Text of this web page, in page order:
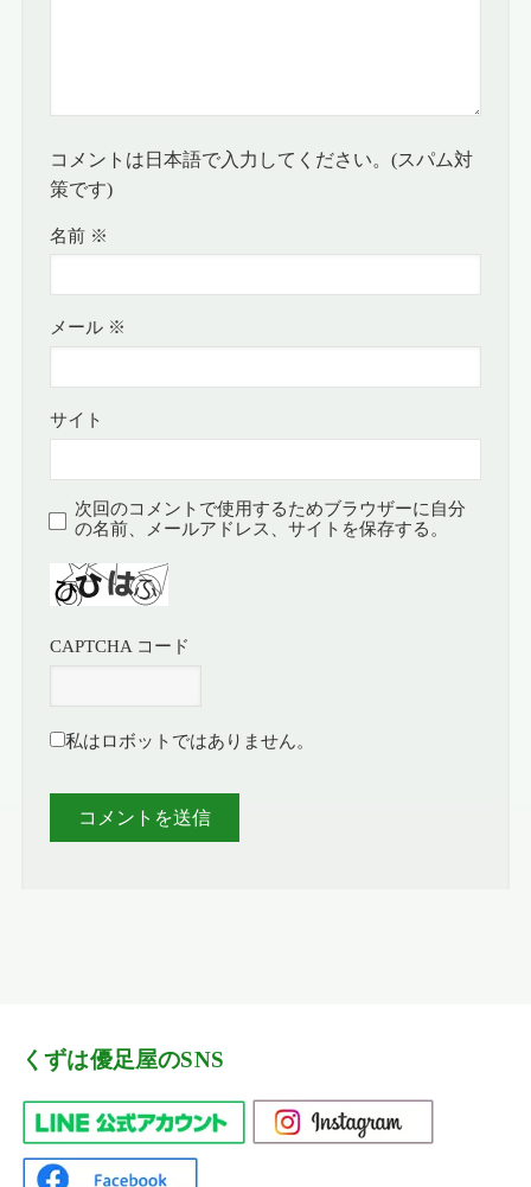
コメントは日本語で入力してください。(スパム対
策です)
名前 ※
メール ※
サイト
次回のコメントで使用するためブラウザーに自分
の名前、メールアドレス、サイトを保存する。
CAPTCHA コード
私はロボットではありません。
くずは優足屋のSNS